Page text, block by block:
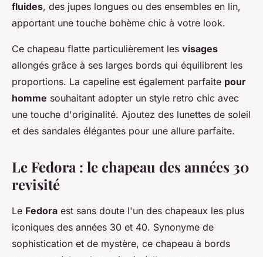
fluides, des jupes longues ou des ensembles en lin,
apportant une touche bohème chic à votre look.
Ce chapeau flatte particulièrement les visages
allongés grâce à ses larges bords qui équilibrent les
proportions. La capeline est également parfaite pour
homme souhaitant adopter un style retro chic avec
une touche d'originalité. Ajoutez des lunettes de soleil
et des sandales élégantes pour une allure parfaite.
Le Fedora : le chapeau des années 30
revisité
Le Fedora est sans doute l'un des chapeaux les plus
iconiques des années 30 et 40. Synonyme de
sophistication et de mystère, ce chapeau à bords